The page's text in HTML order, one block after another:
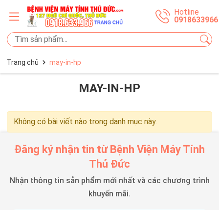
Hotline
0918633966
Trang chủ may-in-hp
MAY-IN-HP
Không có bài viết nào trong danh mục này.
Đăng ký nhận tin từ Bệnh Viện Máy Tính
Thủ Đức
Nhận thông tin sản phẩm mới nhất và các chương trình
khuyến mãi.